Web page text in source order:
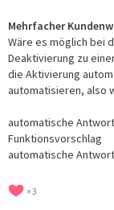
Mehrfacher
Wäre es möglich bei
Deaktivierung zu
die Aktivierung
automatisieren, also
automatische
Funktionsvorschlag
automatische
3